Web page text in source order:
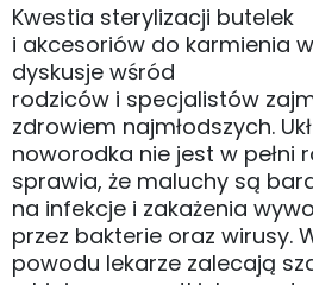
Kwestia sterylizacji butelek
i akcesoriów do karmienia
dyskusje wśród
rodziców i specjalistów
zdrowiem najmłodszych.
noworodka nie jest w pełni
sprawia, że maluchy są
na infekcje i zakażenia
przez bakterie oraz wirusy.
powodu lekarze zalecają